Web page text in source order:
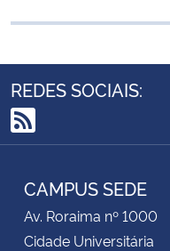
REDES SOCIAIS:
RSS
CAMPUS SEDE
Av. Roraima nº 1000
Cidade Universitária